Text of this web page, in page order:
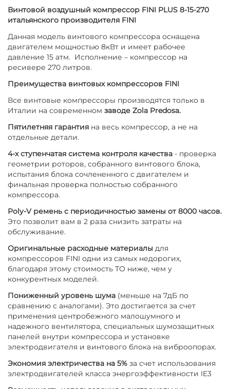
Винтовой воздушный компрессор FINI PLUS 8-15-270
итальянского производителя FINI
Данная модель винтового компрессора оснащена
двигателем мощностью 8кВт и имеет рабочее
давление 15 атм. Исполнение – компрессор на
ресивере 270 литров.
Преимущества винтовых компрессоров FINI
Все винтовые компрессоры производятся только в
Италии на современномзаводе Zola Predosa.
Пятилетняя гарантия на весь компрессор, а не на
отдельные детали.
4-х ступенчатая система контроля качества - проверка
геометрии роторов, собранного винтового блока,
испытания блока сочлененного с двигателем и
финальная проверка полностью собранного
компрессора.
Poly-V ремень с периодичностью замены от 8000 часов.
Это позволит вам в 2 раза снизить затраты на
обслуживание.
Оригинальные расходные материалы для
компрессоров FINI одни из самых недорогих,
благодаря этому стоимость ТО ниже, чем у
конкурентных моделей.
Пониженный уровень шума (меньше на 7дБ по
сравнению с аналогами). Это достигается за счет
применения центробежного малошумного и
надежного вентилятора, специальных шумозащитных
панелей внутри компрессора и установке
электродвигателя и винтового блока на виброопорах.
Экономия электричества на 5% за счет использования
электродвигателей класса энергоэффективности IE3